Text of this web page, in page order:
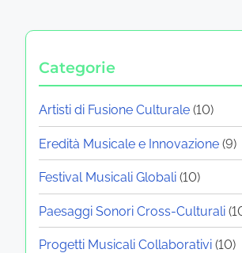
Categorie
Artisti di Fusione Culturale (10)
Eredità Musicale e Innovazione (9)
Festival Musicali Globali (10)
Paesaggi Sonori Cross-Culturali
Progetti Musicali Collaborativi (10)